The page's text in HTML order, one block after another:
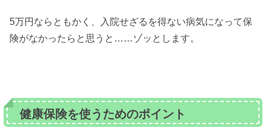
5万円ならともかく、入院せざるを得ない病気になって保
険がなかったらと思うと……ゾッとします。
健康保険を使うためのポイント